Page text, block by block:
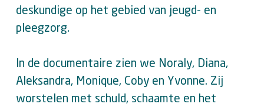
deskundige op het gebied van jeugd- en
pleegzorg.
In de documentaire zien we Noraly, Diana,
Aleksandra, Monique, Coby en Yvonne. Zij
worstelen met schuld, schaamte en het